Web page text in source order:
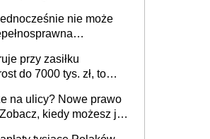
i administracja
pytania
nie może
przy zasiłku
do 7000 tys. zł, to
na ulicy? Nowe prawo
kiedy możesz je